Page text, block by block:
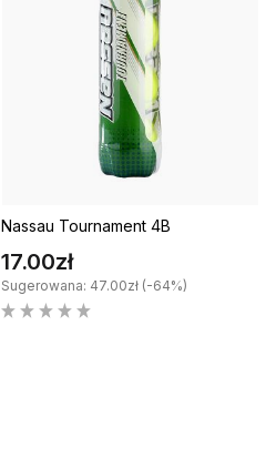
Nassau Tournament 4B
17.00zł
Sugerowana: 47.00zł (-64%)